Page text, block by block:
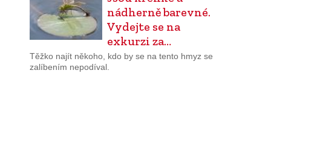
nádherně barevné.
Vydejte se na
exkurzi za…
Těžko najít někoho, kdo by se na tento hmyz se
zalíbením nepodíval.